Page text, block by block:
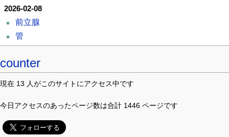
2026-02-08
前立腺
管
counter
現在 13 人がこのサイトにアクセス中です
今日アクセスのあったページ数は合計 1446 ページです